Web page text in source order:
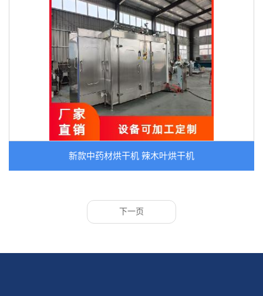
新款中药材烘干机 辣木叶烘干机
下一页